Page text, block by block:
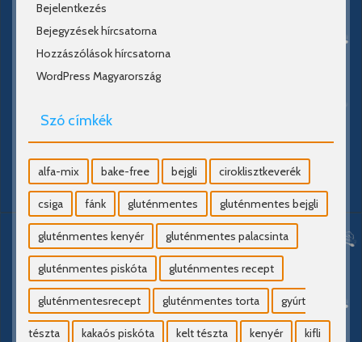
Bejelentkezés
Bejegyzések hírcsatorna
Hozzászólások hírcsatorna
WordPress Magyarország
Szó címkék
alfa-mix bake-free bejgli ciroklisztkeverék
csiga fánk gluténmentes gluténmentes bejgli
gluténmentes kenyér gluténmentes palacsinta
gluténmentes piskóta gluténmentes recept
gluténmentesrecept gluténmentes torta gyúrt
tészta kakaós piskóta kelt tészta kenyér kifli